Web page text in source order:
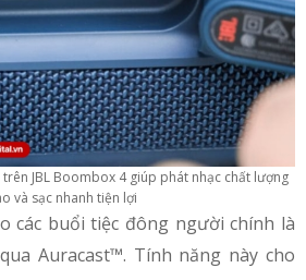
trên JBL Boombox 4 giúp phát nhạc chất lượng
và sạc nhanh tiện lợi
các buổi tiệc đông người chính là
Auracast™. Tính năng này cho